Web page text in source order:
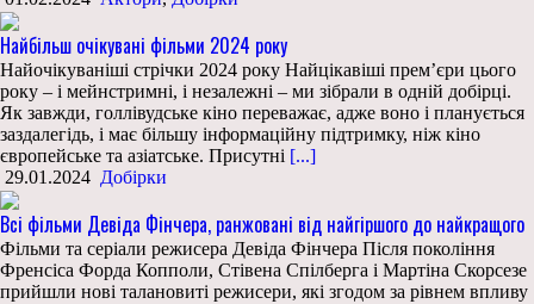
Найбільш очікувані фільми 2024 року
Найочікуваніші стрічки 2024 року Найцікавіші прем’єри цього
року – і мейнстримні, і незалежні – ми зібрали в одній добірці.
Як завжди, голлівудське кіно переважає, адже воно і планується
заздалегідь, і має більшу інформаційну підтримку, ніж кіно
європейське та азіатське. Присутні [...]
29.01.2024 Добірки
Всі фільми Девіда Фінчера, ранжовані від найгіршого до найкращого
Фільми та серіали режисера Девіда Фінчера Після покоління
Френсіса Форда Копполи, Стівена Спілберга і Мартіна Скорсезе
прийшли нові талановиті режисери, які згодом за рівнем впливу